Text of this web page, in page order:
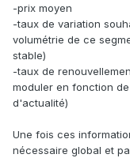
-prix moyen
-taux de variation
volumétrie de ce
stable)
-taux de
moduler en fonction
d'actualité)
Une fois ces
nécessaire global et